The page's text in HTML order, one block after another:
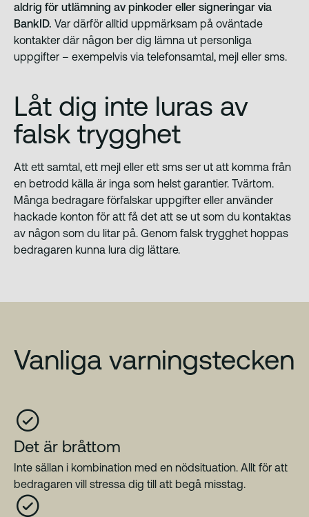
aldrig för utlämning av pinkoder eller signeringar via
BankID. Var därför alltid uppmärksam på oväntade
kontakter där någon ber dig lämna ut personliga
uppgifter – exempelvis via telefonsamtal, mejl eller sms.
Låt dig inte luras av
falsk trygghet
Att ett samtal, ett mejl eller ett sms ser ut att komma från
en betrodd källa är inga som helst garantier. Tvärtom.
Många bedragare förfalskar uppgifter eller använder
hackade konton för att få det att se ut som du kontaktas
av någon som du litar på. Genom falsk trygghet hoppas
bedragaren kunna lura dig lättare.
Vanliga varningstecken
Det är bråttom
Inte sällan i kombination med en nödsituation. Allt för att
bedragaren vill stressa dig till att begå misstag.